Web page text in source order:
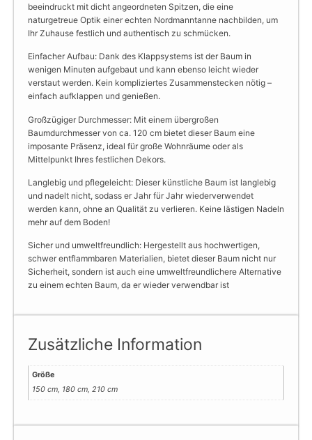
beeindruckt mit dicht angeordneten Spitzen, die eine
naturgetreue Optik einer echten Nordmanntanne nachbilden, um
Ihr Zuhause festlich und authentisch zu schmücken.
Einfacher Aufbau: Dank des Klappsystems ist der Baum in
wenigen Minuten aufgebaut und kann ebenso leicht wieder
verstaut werden. Kein kompliziertes Zusammenstecken nötig –
einfach aufklappen und genießen.
Großzügiger Durchmesser: Mit einem übergroßen
Baumdurchmesser von ca. 120 cm bietet dieser Baum eine
imposante Präsenz, ideal für große Wohnräume oder als
Mittelpunkt Ihres festlichen Dekors.
Langlebig und pflegeleicht: Dieser künstliche Baum ist langlebig
und nadelt nicht, sodass er Jahr für Jahr wiederverwendet
werden kann, ohne an Qualität zu verlieren. Keine lästigen Nadeln
mehr auf dem Boden!
Sicher und umweltfreundlich: Hergestellt aus hochwertigen,
schwer entflammbaren Materialien, bietet dieser Baum nicht nur
Sicherheit, sondern ist auch eine umweltfreundlichere Alternative
zu einem echten Baum, da er wieder verwendbar ist
Zusätzliche Information
Größe
150 cm, 180 cm, 210 cm